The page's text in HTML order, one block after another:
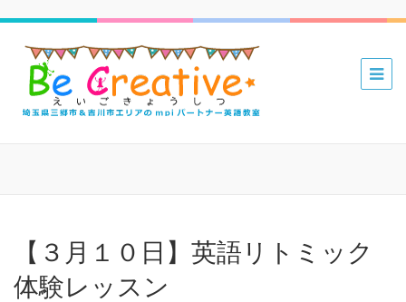
三郷 吉川
mpiパー
ょうしつ
【３月１０日】英語リトミック
体験レッスン